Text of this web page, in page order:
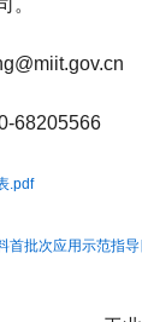
68205566
.pdf
首批次应用示范指